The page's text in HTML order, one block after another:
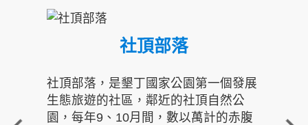
社頂部落
社頂部落，是墾丁國家公園第一個發展
生態旅遊的社區，鄰近的社頂自然公
園，每年9、10月間，數以萬計的赤腹
重